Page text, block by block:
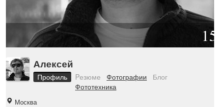
Алексей
Профиль Pезюме Фотографии
Блог
Фототехника
Москва